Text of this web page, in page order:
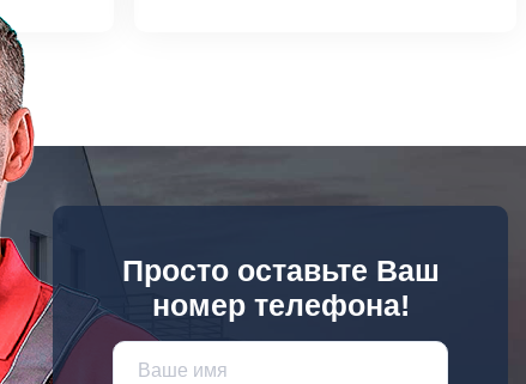
Просто оставьте Ваш
номер телефона!